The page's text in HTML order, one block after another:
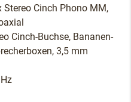
Stereo Cinch Phono MM,
Cinch-Buchse, Bananen-
3,5 mm